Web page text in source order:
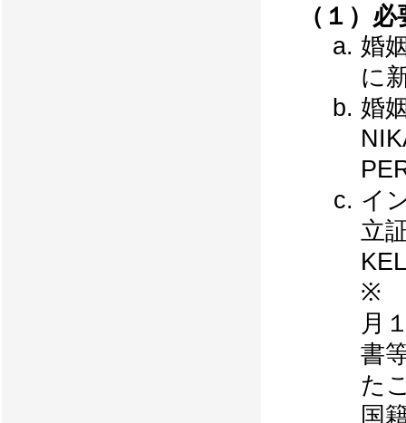
（１）
婚
に
婚
イ
立
※
月
書
た
国